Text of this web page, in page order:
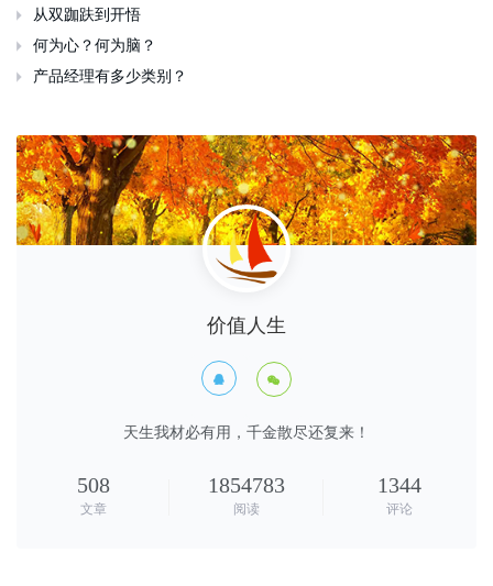
 从双跏趺到开悟
 何为心？何为脑？
 产品经理有多少类别？
价值人生
 
天生我材必有用，千金散尽还复来！
508
文章
1854783
阅读
1344
评论